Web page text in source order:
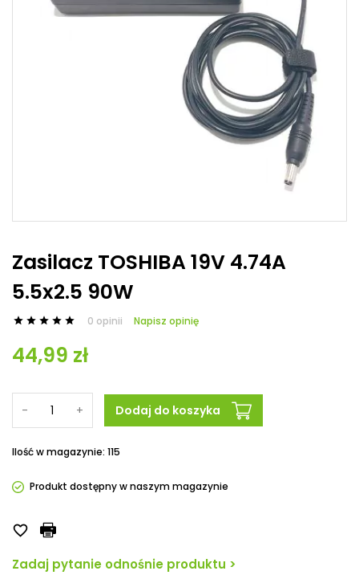
Zasilacz TOSHIBA 19V 4.74A
5.5x2.5 90W
     0 opinii Napisz opinię
44,99 zł
- + Dodaj do koszyka
Ilość w magazynie: 115
Produkt dostępny w naszym magazynie

Zadaj pytanie odnośnie produktu >